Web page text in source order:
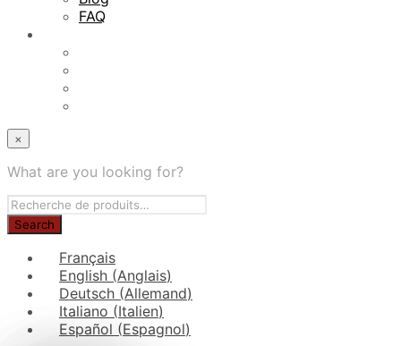
FAQ
×
What are you looking for?
Français
English (Anglais)
Deutsch (Allemand)
Italiano (Italien)
Español (Espagnol)